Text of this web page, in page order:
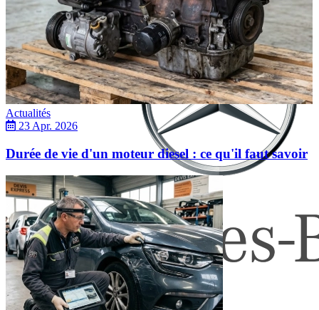
Mercedes
Actualités
23 Apr. 2026
Durée de vie d'un moteur diesel : ce qu'il faut savoir